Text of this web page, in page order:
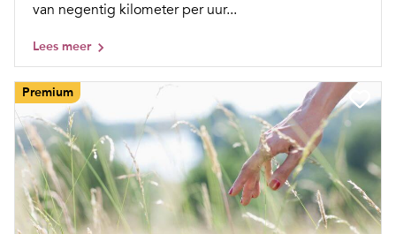
van negentig kilometer per uur...
Lees meer
Premium